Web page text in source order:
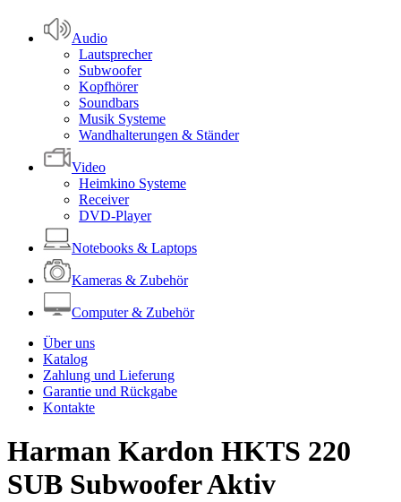
Audio
Lautsprecher
Subwoofer
Kopfhörer
Soundbars
Musik Systeme
Wandhalterungen & Ständer
Video
Heimkino Systeme
Receiver
DVD-Player
Notebooks & Laptops
Kameras & Zubehör
Computer & Zubehör
Über uns
Katalog
Zahlung und Lieferung
Garantie und Rückgabe
Kontakte
Harman Kardon HKTS 220
SUB Subwoofer Aktiv